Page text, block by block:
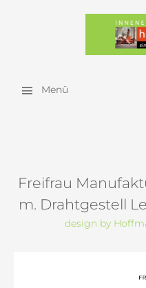
Menü
Freifrau
m. Drahtgestell
design by